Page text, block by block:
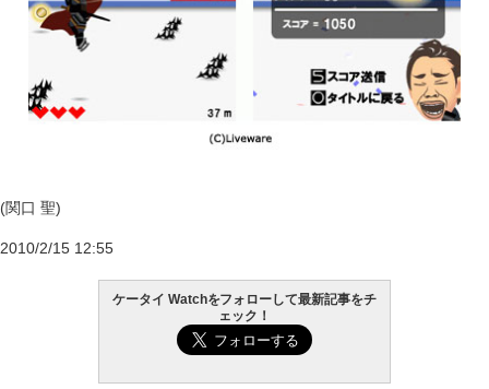
(関口 聖)
2010/2/15 12:55
ケータイ Watchをフォローして最新記事をチ
ェック！